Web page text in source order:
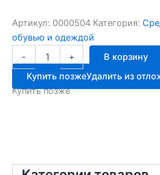
Артикул: 0000504 Категория:
обувью и одеждой
-
Количество
товара
Сильвер
крем
+
В корзину
Купить позжеУдалить из
Купить позже